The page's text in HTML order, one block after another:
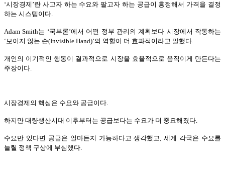
‘시장경제’란 사고자 하는 수요와 팔고자 하는 공급이 흥정해서 가격을 결정
하는 시스템이다.
Adam Smith는 ‘국부론’에서 어떤 정부 관리의 계획보다 시장에서 작동하는
‘보이지 않는 손(Invisible Hand)’의 역할이 더 효과적이라고 말했다.
개인의 이기적인 행동이 결과적으로 시장을 효율적으로 움직이게 만든다는
주장이다.
시장경제의 핵심은 수요와 공급이다.
하지만 대량생산시대 이후부터는 공급보다는 수요가 더 중요해졌다.
수요만 있다면 공급은 얼마든지 가능하다고 생각했고, 세계 각국은 수요를
늘릴 정책 구상에 부심했다.